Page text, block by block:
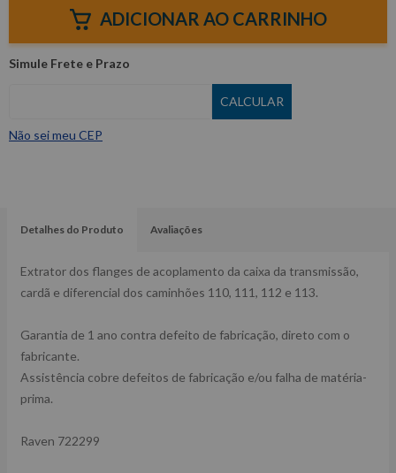
ADICIONAR AO CARRINHO
Não sei meu CEP
Detalhes do Produto Avaliações
Extrator dos flanges de acoplamento da caixa da transmissão,
cardã e diferencial dos caminhões 110, 111, 112 e 113.
Garantia de 1 ano contra defeito de fabricação, direto com o
fabricante.
Assistência cobre defeitos de fabricação e/ou falha de matéria-
prima.
Raven 722299